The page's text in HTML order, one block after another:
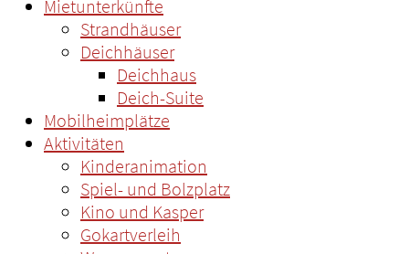
Mietunterkünfte
Strandhäuser
Deichhäuser
Deichhaus
Deich-Suite
Mobilheimplätze
Aktivitäten
Kinderanimation
Spiel- und Bolzplatz
Kino und Kasper
Gokartverleih